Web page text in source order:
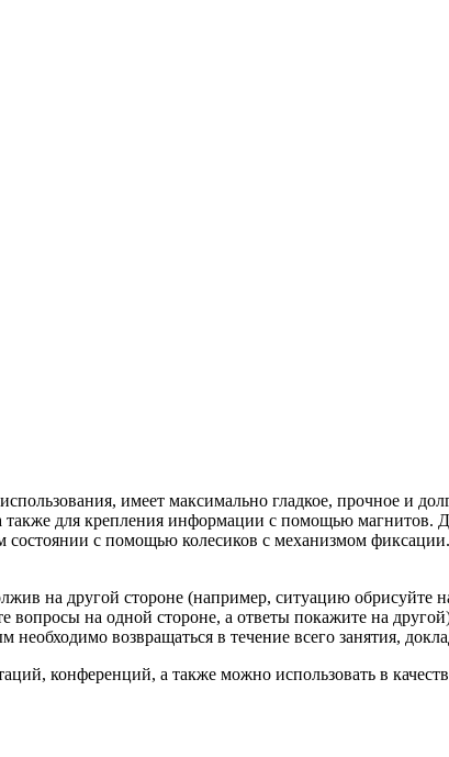
имеет максимально гладкое, прочное и
для крепления информации с помощью магнитов.
с помощью колесиков с механизмом
на другой стороне (например, ситуацию
вопросы на одной стороне, а ответы покажите на
возвращаться в течение всего занятия,
конференций, а также можно использовать в